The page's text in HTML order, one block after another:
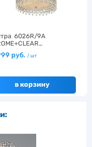
6026R/9A
руб. / шт
в корзину